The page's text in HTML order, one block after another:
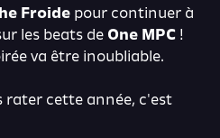
Froide pour continuer à
les beats de One MPC !
va être inoubliable.
rater cette année, c'est